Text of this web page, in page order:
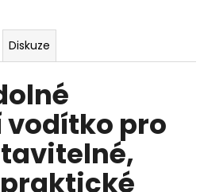
Diskuze
pro